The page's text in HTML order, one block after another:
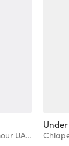
Chlapecké sportovní kalhoty Under Armour UA B Rival Wvn Pant